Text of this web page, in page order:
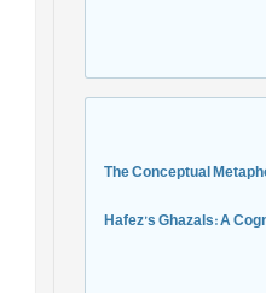
The Conceptual
Hafez’s Ghazals: A